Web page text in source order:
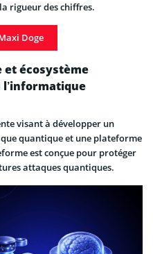
rigueur des chiffres.
Doge
et écosystème
visant à développer un
quantique et une plateforme
est conçue pour protéger
attaques quantiques.